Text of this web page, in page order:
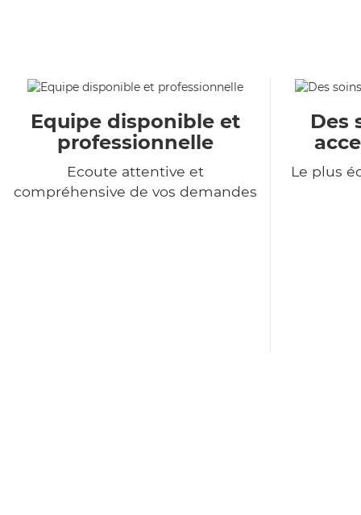
Equipe disponible et
professionnelle
Ecoute attentive et
compréhensive de vos demandes
Des
Le plus